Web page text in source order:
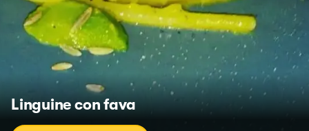
Linguine con fava